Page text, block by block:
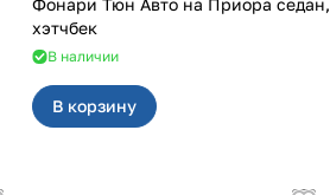
Фонари Тюн Авто на Приора седан,
хэтчбек
В наличии
В корзину